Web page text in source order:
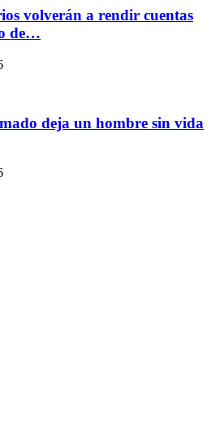
volverán a rendir cuentas
de…
deja un hombre sin vida